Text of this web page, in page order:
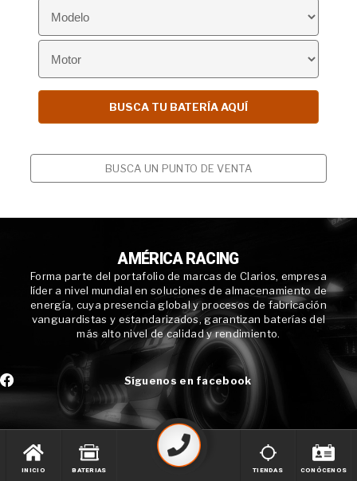
BUSCA UN PUNTO DE VENTA
AMÉRICA RACING
Forma parte del portafolio de marcas de Clarios, empresa
líder a nivel mundial en soluciones de almacenamiento de
energía, cuya presencia global y procesos de fabricación
vanguardistas y estandarizados, garantizan baterías del
más alto nivel de calidad y rendimiento.
Síguenos en facebook
INICIO BATERIAS TIENDAS CONÓCENOS